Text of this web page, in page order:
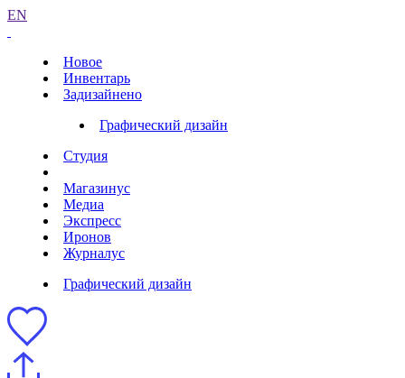
EN
Новое
Инвентарь
Задизайнено
Графический дизайн
Студия
Магазинус
Медиа
Экспресс
Иронов
Журналус
Графический дизайн